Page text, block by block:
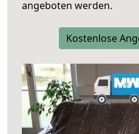
angeboten werden.
Kostenlose